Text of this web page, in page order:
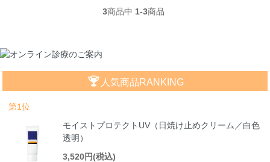
3商品中 1-3商品
人気商品RANKING
第1位
モイストプロテクトUV（日焼け止めクリーム／白色
透明）
3,520円(税込)